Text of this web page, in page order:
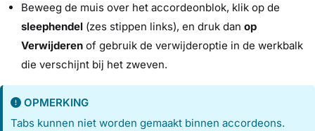
Beweeg de muis over het accordeonblok, klik op de
sleephendel (zes stippen links), en druk dan op
Verwijderen of gebruik de verwijderoptie in de werkbalk
die verschijnt bij het zweven.
OPMERKING
Tabs kunnen niet worden gemaakt binnen accordeons.